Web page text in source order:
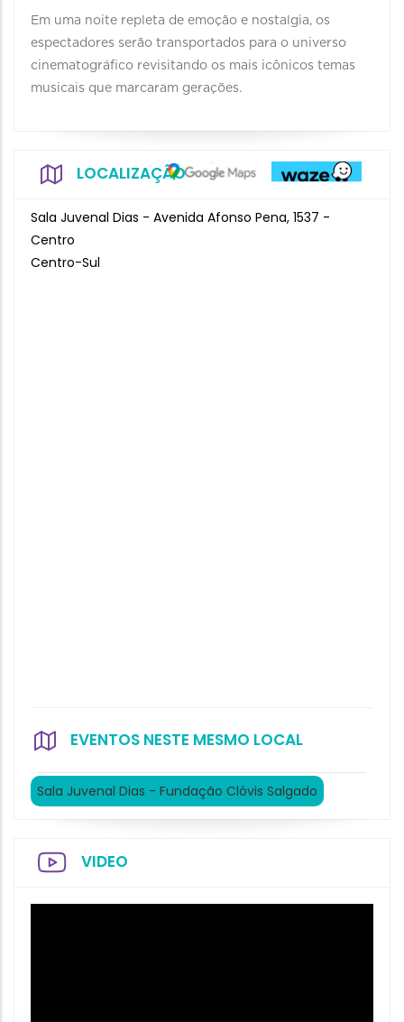
Em uma noite repleta de emoção e nostalgia, os
espectadores serão transportados para o universo
cinematográfico revisitando os mais icônicos temas
musicais que marcaram gerações.
LOCALIZAÇÃO
Sala Juvenal Dias - Avenida Afonso Pena, 1537 -
Centro
Centro-Sul
EVENTOS NESTE MESMO LOCAL
Sala Juvenal Dias - Fundação Clóvis Salgado
VIDEO